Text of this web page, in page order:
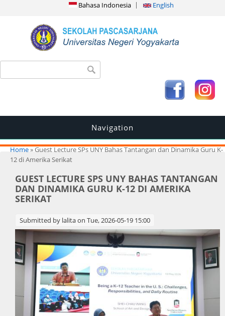
Bahasa Indonesia English
Search form
Navigation
You are here
Home» Guest Lecture SPs UNY Bahas Tantangan dan Dinamika Guru K-
12 di Amerika Serikat
GUEST LECTURE SPS UNY BAHAS TANTANGAN
DAN DINAMIKA GURU K-12 DI AMERIKA
SERIKAT
Submitted by lalitaon Tue, 2026-05-19 15:00